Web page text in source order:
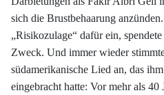
sich die Brustbehaarung
„Risikozulage“ dafür ein,
Zweck. Und immer wieder
südamerikanische Lied an, das
eingebracht hatte: Vor mehr als 40